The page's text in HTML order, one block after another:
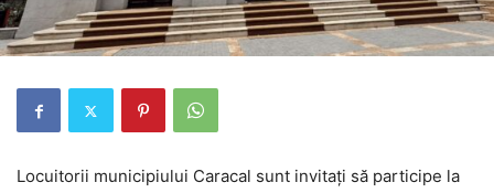
Locuitorii municipiului Caracal sunt invitați să participe la